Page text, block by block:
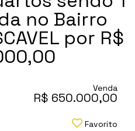
no Bairro
por R$
Venda
R$ 650.000,00
Favorito